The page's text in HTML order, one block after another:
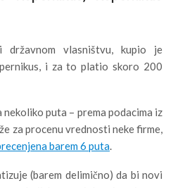
državnom vlasništvu, kupio je
i za to platio skoro 200
puta – prema podacima iz
za procenu vrednosti neke firme,
barem 6 puta.
(barem delimično) da bi novi